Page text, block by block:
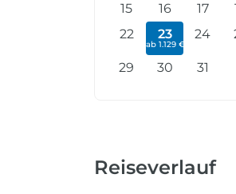
15
16 17
22
23
ab 1.129 €
24
29 30 31
Reiseverlauf